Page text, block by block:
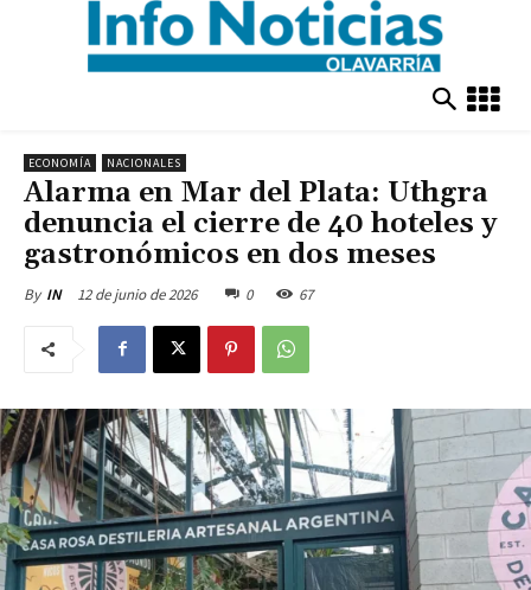
ECONOMÍA NACIONALES
Alarma en Mar del Plata: Uthgra
denuncia el cierre de 40 hoteles y
gastronómicos en dos meses
By IN 12 de junio de 2026 0 67